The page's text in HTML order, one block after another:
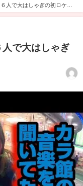
人で大はしゃぎの初ロケ
で大はしゃぎ